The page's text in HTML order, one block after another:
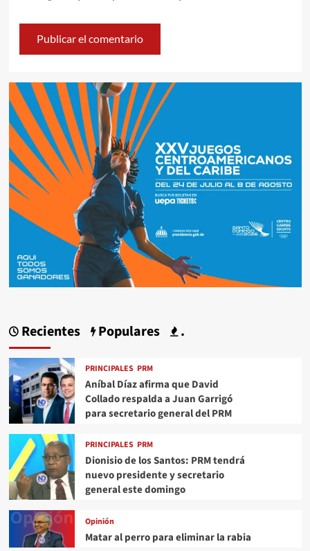
Recientes Populares .
PRINCIPALES PRM
Aníbal Díaz afirma que David
Collado respalda a Juan Garrigó
para secretario general del PRM
PRINCIPALES PRM
Dionisio de los Santos: PRM tendrá
nuevo presidente y secretario
general este domingo
Opinión
Matar al perro para eliminar la rabia